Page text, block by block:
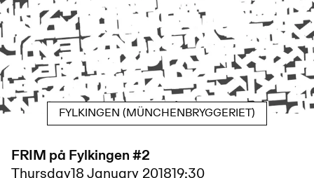
FYLKINGEN (MÜNCHENBRYGGERIET)
FRIM på Fylkingen #2
Thursday18 January 201819:30